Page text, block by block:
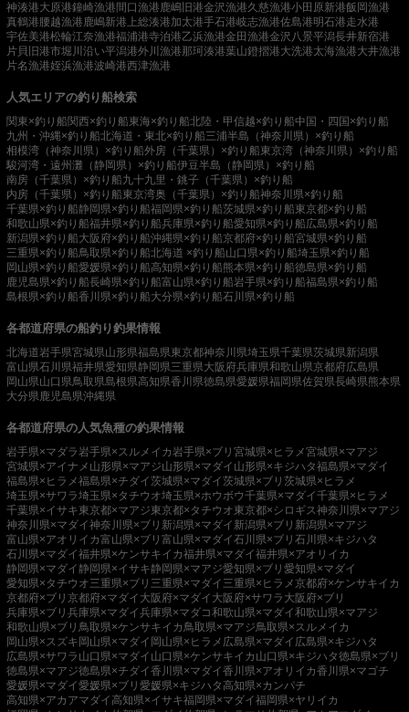
神湊港大原港鐘崎漁港 間口漁港鹿嶋旧港金沢漁港久慈漁港小田原新港飯岡漁港
真鶴港 腰越漁港鹿嶋新港 上総湊港加太港手石港岐志漁港佐島港明石港走水港
宇佐美港松輪江奈漁港福浦港寺泊港乙浜漁港金田漁港金沢八景平潟長井新宿港
片貝旧港市堀川沿い平潟港外川漁港那珂湊港葉山鐙摺港大洗港太海漁港大井漁港
片名漁港姪浜漁港波崎港西津漁港
人気エリアの釣り船検索
関東×釣り船関西×釣り船東海×釣り船北陸・甲信越×釣り船中国・四国×釣り船
九州・沖縄×釣り船北海道・東北×釣り船三浦半島（神奈川県）×釣り船
相模湾（神奈川県）×釣り船外房（千葉県）×釣り船東京湾（神奈川県）×釣り船
駿河湾・遠州灘（静岡県）×釣り船伊豆半島（静岡県）×釣り船
南房（千葉県）×釣り船九十九里・銚子（千葉県）×釣り船
内房（千葉県）×釣り船東京湾奥（千葉県）×釣り船神奈川県×釣り船
千葉県×釣り船静岡県×釣り船福岡県×釣り船茨城県×釣り船東京都×釣り船
和歌山県×釣り船福井県×釣り船兵庫県×釣り船愛知県×釣り船広島県×釣り船
新潟県×釣り船大阪府×釣り船沖縄県×釣り船京都府×釣り船宮城県×釣り船
三重県×釣り船鳥取県×釣り船北海道 ×釣り船山口県×釣り船埼玉県×釣り船
岡山県×釣り船愛媛県×釣り船高知県×釣り船熊本県×釣り船徳島県×釣り船
鹿児島県×釣り船長崎県×釣り船富山県×釣り船岩手県×釣り船福島県×釣り船
島根県×釣り船香川県×釣り船大分県×釣り船石川県×釣り船
各都道府県の船釣り釣果情報
北海道岩手県宮城県山形県福島県東京都神奈川県埼玉県千葉県茨城県新潟県
富山県石川県福井県愛知県静岡県三重県大阪府兵庫県和歌山県京都府広島県
岡山県山口県鳥取県島根県高知県香川県徳島県愛媛県福岡県佐賀県長崎県熊本県
大分県鹿児島県沖縄県
各都道府県の人気魚種の釣果情報
岩手県×マダラ岩手県×スルメイカ岩手県×ブリ 宮城県×ヒラメ宮城県×マアジ
宮城県×アイナメ 山形県×マアジ山形県×マダイ 山形県×キジハタ福島県×マダイ
福島県×ヒラメ福島県×チダイ茨城県×マダイ茨城県×ブリ 茨城県×ヒラメ
埼玉県×サワラ埼玉県×タチウオ埼玉県×ホウボウ千葉県×マダイ千葉県×ヒラメ
千葉県×イサキ東京都×マアジ東京都×タチウオ東京都×シロギス神奈川県×マアジ
神奈川県×マダイ神奈川県×ブリ 新潟県×マダイ 新潟県×ブリ 新潟県×マアジ
富山県×アオリイカ富山県×ブリ 富山県×マダイ石川県×ブリ 石川県×キジハタ
石川県×マダイ福井県×ケンサキイカ福井県×マダイ福井県×アオリイカ
静岡県×マダイ 静岡県×イサキ静岡県×マアジ愛知県×ブリ 愛知県×マダイ
愛知県×タチウオ三重県×ブリ 三重県×マダイ 三重県×ヒラメ京都府×ケンサキイカ
京都府×ブリ 京都府×マダイ 大阪府×マダイ 大阪府×サワラ 大阪府×ブリ
兵庫県×ブリ 兵庫県×マダイ兵庫県×マダコ和歌山県×マダイ和歌山県×マアジ
和歌山県×ブリ 鳥取県×ケンサキイカ鳥取県×マアジ鳥取県×スルメイカ
岡山県×スズキ 岡山県×マダイ 岡山県×ヒラメ 広島県×マダイ 広島県×キジハタ
広島県×サワラ 山口県×マダイ 山口県×ケンサキイカ 山口県×キジハタ徳島県×ブリ
徳島県×マアジ徳島県×チダイ香川県×マダイ香川県×アオリイカ香川県×マゴチ
愛媛県×マダイ愛媛県×ブリ 愛媛県×キジハタ高知県×カンパチ
高知県×アカアマダイ高知県×イサキ福岡県×マダイ福岡県×ヤリイカ